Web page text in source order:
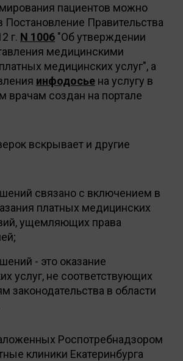
пациентов можно
Постановление Правительства
г. N 1006 "Об утверждении
медицинскими
медицинских услуг", а
инфодосье на услугу в
врачам создан на портале
вскрывает и другие
связано с включением в
платных медицинских
ущемляющих права
- это оказание
услуг, не соответствующих
законодательства в области
Роспотребнадзором
клиники Екатеринбурга